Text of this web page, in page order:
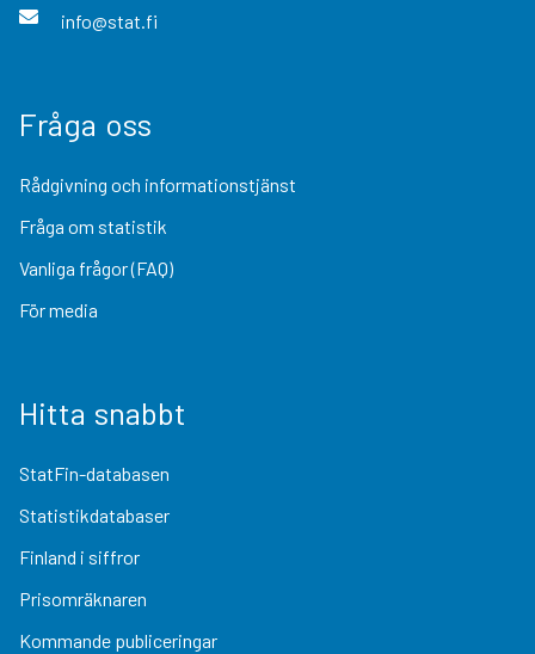
info@stat.fi
Fråga oss
Rådgivning och informationstjänst
Fråga om statistik
Vanliga frågor (FAQ)
För media
Hitta snabbt
StatFin-databasen
Statistikdatabaser
Finland i siffror
Prisomräknaren
Kommande publiceringar